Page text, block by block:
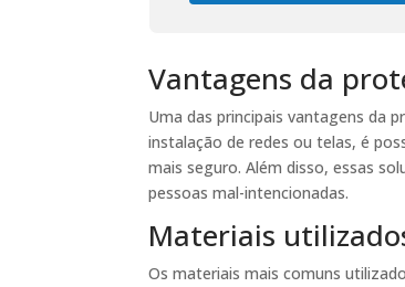
Vantagens da
Uma das principais vantagens da
instalação de redes ou telas, é
mais seguro. Além disso, essas
pessoas mal-intencionadas.
Materiais
Os materiais mais comuns